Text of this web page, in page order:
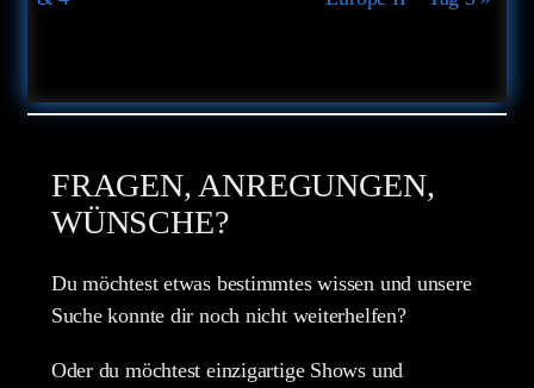
FRAGEN, ANREGUNGEN,
WÜNSCHE?
Du möchtest etwas bestimmtes wissen und unsere
Suche konnte dir noch nicht weiterhelfen?
Oder du möchtest einzigartige Shows und